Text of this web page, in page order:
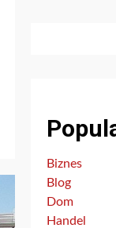
Biznes
Blog
Dom
Handel